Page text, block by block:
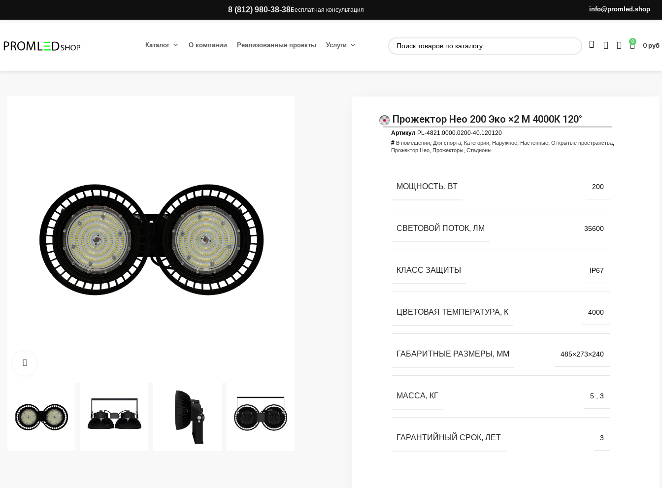
8 (812) 980-38-38Бесплатная консультация info@promled.shop
Каталог О компании Реализованные проекты Услуги 0 0руб
Прожектор Нео 200 Эко ×2 M 4000К 120°
Артикул PL-4821.0000.0200-40.120120
# В помещении Для спорта Категории Наружное Настенные ,Открытые пространства
Прожектор Нео Прожекторы ,Стадионы
МОЩНОСТЬ, ВТ 200
СВЕТОВОЙ ПОТОК, ЛМ 35600
КЛАСС ЗАЩИТЫ IP67
ЦВЕТОВАЯ ТЕМПЕРАТУРА, К 4000
ГАБАРИТНЫЕ РАЗМЕРЫ, ММ 485×273×240
МАССА, КГ 5 ,3
ГАРАНТИЙНЫЙ СРОК, ЛЕТ 3